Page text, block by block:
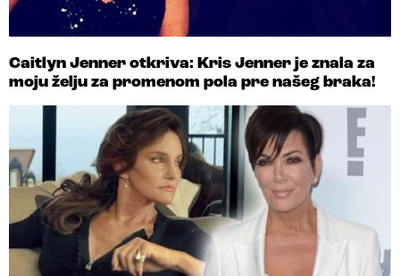
Caitlyn Jenner otkriva: Kris Jenner je znala za
moju želju za promenom pola pre našeg braka!